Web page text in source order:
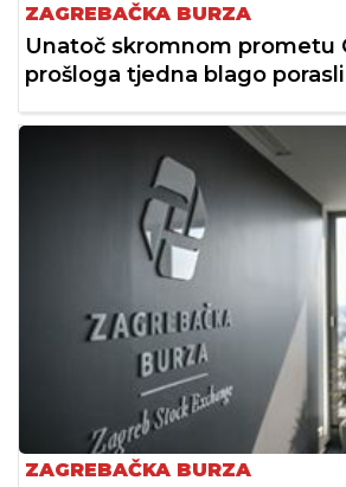
ZAGREBAČKA BURZA
Unatoč skromnom prometu
prošloga tjedna blago porasli
ZAGREBAČKA BURZA